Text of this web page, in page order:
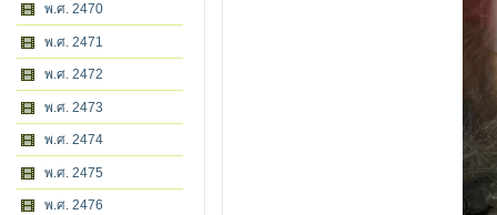
พ.ศ. 2470
พ.ศ. 2471
พ.ศ. 2472
พ.ศ. 2473
พ.ศ. 2474
พ.ศ. 2475
พ.ศ. 2476